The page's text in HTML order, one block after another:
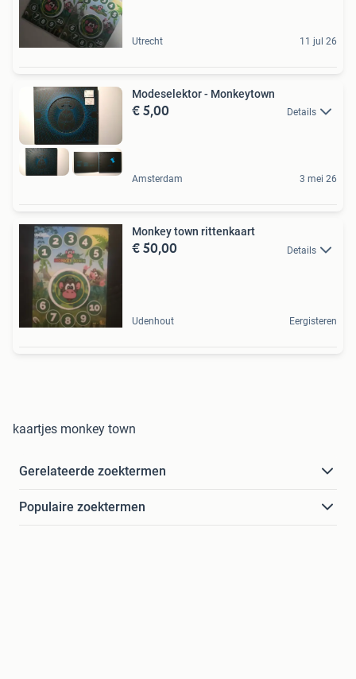
Utrecht 11 jul 26
Modeselektor - Monkeytown
€ 5,00 Details
Amsterdam 3 mei 26
Monkey town rittenkaart
€ 50,00 Details
Udenhout Eergisteren
kaartjes monkey town
Gerelateerde zoektermen
Populaire zoektermen